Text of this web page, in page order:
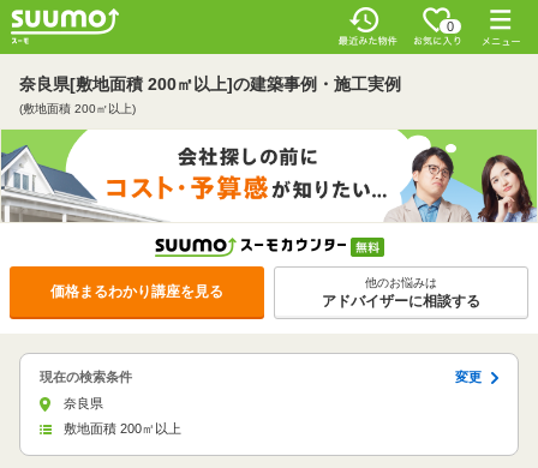
0
奈良県[敷地面積 200㎡以上]の建築事例・施工実例
(敷地面積 200㎡以上)
価格まるわかり講座を見る
他のお悩みは
アドバイザーに相談する
現在の検索条件
変更
奈良県
敷地面積 200㎡以上